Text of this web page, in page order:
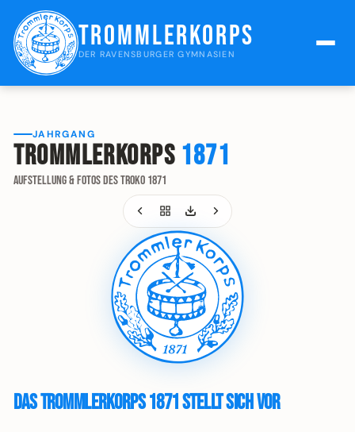
Trommlerkorps
DER RAVENSBURGER GYMNASIEN
JAHRGANG
Trommlerkorps 1871
Aufstellung & Fotos des Troko 1871
Das Trommlerkorps 1871 stellt sich vor